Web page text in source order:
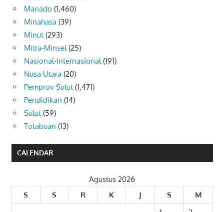
Manado (1,460)
Minahasa (39)
Minut (293)
Mitra-Minsel(25)
Nasional-Internasional(191)
Nusa Utara (20)
Pemprov Sulut (1,471)
Pendidikan (14)
Sulut (59)
Totabuan (13)
CALENDAR
Agustus 2026
S
S R K J S
M